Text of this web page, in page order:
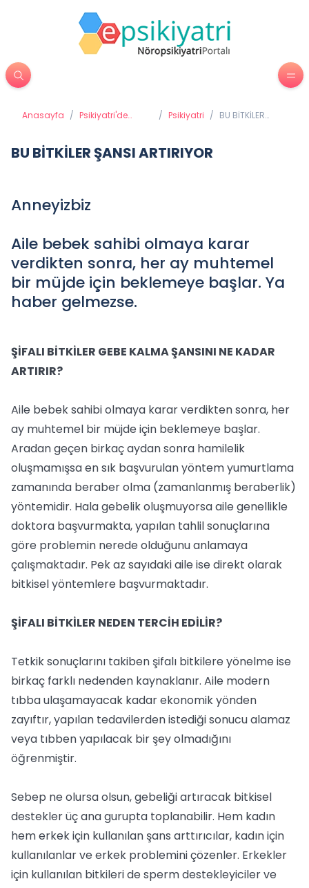
Anasayfa / Psikiyatri'de
/ Psikiyatri / BU BİTKİLER
BU BİTKİLER ŞANSI ARTIRIYOR
Anneyizbiz
Aile bebek sahibi olmaya karar
verdikten sonra, her ay muhtemel
bir müjde için beklemeye başlar. Ya
haber gelmezse.
ŞİFALI BİTKİLER GEBE KALMA ŞANSINI NE KADAR
ARTIRIR?
Aile bebek sahibi olmaya karar verdikten sonra, her
ay muhtemel bir müjde için beklemeye başlar.
Aradan geçen birkaç aydan sonra hamilelik
oluşmamışsa en sık başvurulan yöntem yumurtlama
zamanında beraber olma (zamanlanmış beraberlik)
yöntemidir. Hala gebelik oluşmuyorsa aile genellikle
doktora başvurmakta, yapılan tahlil sonuçlarına
göre problemin nerede olduğunu anlamaya
çalışmaktadır. Pek az sayıdaki aile ise direkt olarak
bitkisel yöntemlere başvurmaktadır.
ŞİFALI BİTKİLER NEDEN TERCİH EDİLİR?
Tetkik sonuçlarını takiben şifalı bitkilere yönelme ise
birkaç farklı nedenden kaynaklanır. Aile modern
tıbba ulaşamayacak kadar ekonomik yönden
zayıftır, yapılan tedavilerden istediği sonucu alamaz
veya tıbben yapılacak bir şey olmadığını
öğrenmiştir.
Sebep ne olursa olsun, gebeliği artıracak bitkisel
destekler üç ana gurupta toplanabilir. Hem kadın
hem erkek için kullanılan şans arttırıcılar, kadın için
kullanılanlar ve erkek problemini çözenler. Erkekler
için kullanılan bitkileri de sperm destekleyiciler ve